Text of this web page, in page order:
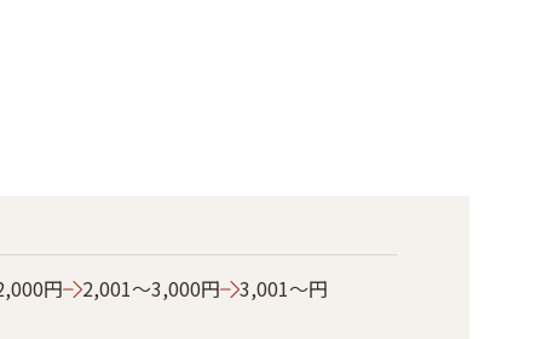
円 2,001～3,000円 3,001～円